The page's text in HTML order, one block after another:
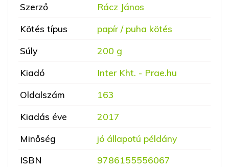
Szerző
Rácz János
Kötés típus
papír / puha kötés
Súly
200 g
Kiadó
Inter Kht. - Prae.hu
Oldalszám
163
Kiadás éve
2017
Minőség
jó állapotú példány
ISBN
9786155556067